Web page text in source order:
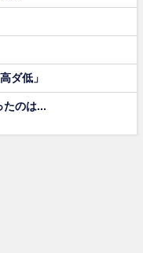
ダ低」
たのは...